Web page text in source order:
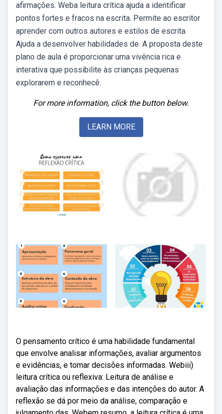
afirmações. Weba leitura crítica ajuda a identificar
pontos fortes e fracos na escrita. Permite ao escritor
aprender com outros autores e estilos de escrita.
Ajuda a desenvolver habilidades de. A proposta deste
plano de aula é proporcionar uma vivência rica e
interativa que possibilite às crianças pequenas
explorarem e reconhecê.
For more information, click the button below.
LEARN MORE
O pensamento crítico é uma habilidade fundamental
que envolve analisar informações, avaliar argumentos
e evidências, e tomar decisões informadas. Webiii)
leitura crítica ou reflexiva: Leitura de análise e
avaliação das informações e das intenções do autor. A
reflexão se dá por meio da análise, comparação e